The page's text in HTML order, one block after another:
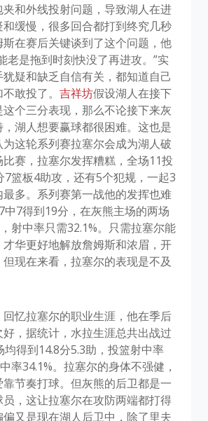
和外线投射问题，导致湖人在进
缓慢，很多回合都打到终究几秒
在赛后关键谈到了这个问题，他
老是拖到时刻快没了再进攻。”实
疑和缺乏自信有关，都知道自己
敢投了。 吉祥坊假设湖人在接下
个三分表现，那么不论接下来灰
湖人想要赢球都很困难。这也是
这轮系列赛拉塞尔会成为湖人破
赛，拉塞尔发挥糟糕，全场11投
7篮板4助攻，还有5个犯规，一起3
多。系列赛第一战他的发挥也难
中7得到19分，在灰熊主场的两场
射中率只需32.1%。只需拉塞尔能
华更好地解放詹姆斯和浓眉，开
现在来看，拉塞尔的表现是不及
忆拉塞尔的职业生涯，他在季后
，据统计，水拉生涯总共出战过
均得到14.8分5.3助，投篮射中率
率34.1%。拉塞尔的身体不强健，
节奏打球。但灰熊的后卫都是一
，这让拉塞尔在攻防两端都打得
又是现在湖人后卫中，除了里夫